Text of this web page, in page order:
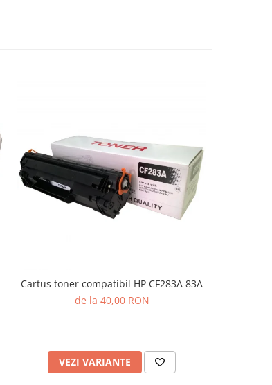
Cartus toner compatibil HP CF283A 83A
de la 40,00 RON
VEZI VARIANTE